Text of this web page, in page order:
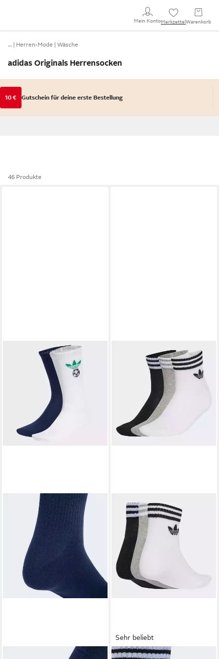
Mein KontoMerkzettel Warenkorb
… Herren-Mode Wäsche
adidas Originals Herrensocken
10 € Gutschein für deine erste Bestellung
46 Produkte
Sehr beliebt